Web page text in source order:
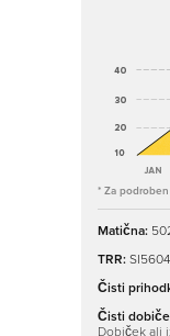
* Za
Matična:
TRR:
Čisti
Čisti
Dobiček ali